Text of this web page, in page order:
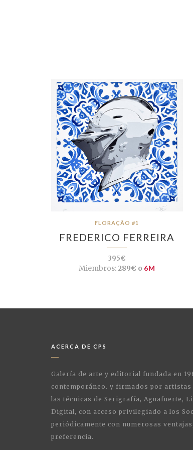
FLORAÇÃO #1
FREDERICO FERREIRA
395€
Miembros:289€ o 6M
ACERCA DE CPS
Galería de arte y editorial fundada en
contemporáneo. y firmados por
las técnicas de Serigrafía, Aguafuerte,
Digital, con acceso privilegiado a los
periódicamente con numerosas
preferencia.